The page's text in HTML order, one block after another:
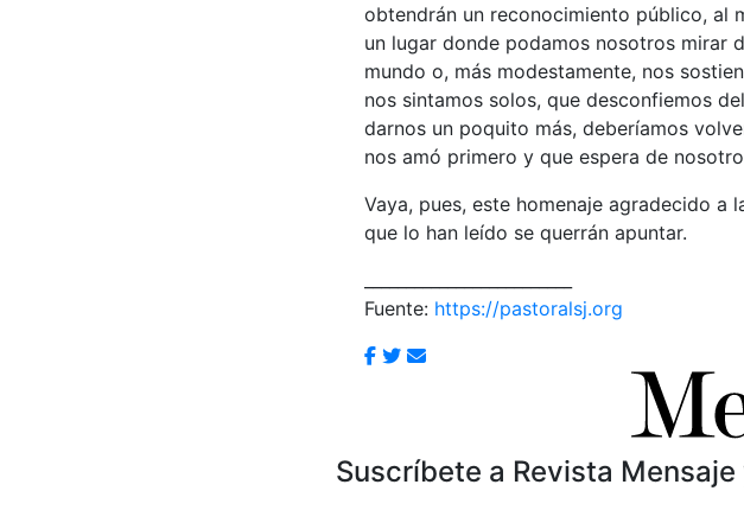
obtendrán un reconocimiento público, al
un lugar donde podamos nosotros mirar
mundo o, más modestamente, nos
nos sintamos solos, que desconfiemos
darnos un poquito más, deberíamos
nos amó primero y que espera de
Vaya, pues, este homenaje agradecido a
que lo han leído se querrán apuntar.
Fuente: https://pastoralsj.org
Suscríbete a Revista